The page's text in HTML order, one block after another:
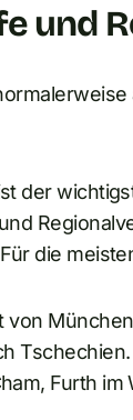
und
der
die
von
Furth im